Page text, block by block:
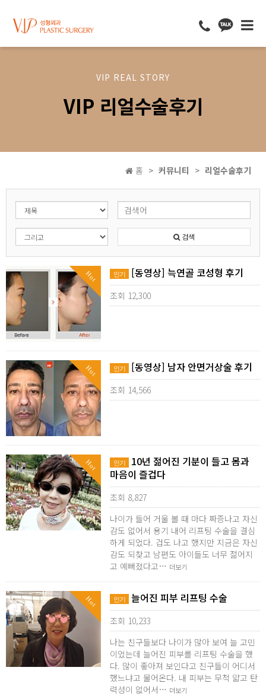
VIP REAL STORY
VIP 리얼수술후기
홈 커뮤니티 리얼수술후기
검색
Hot 인기 [동영상] 늑연골 코성형 후기
조회 12,300
Hot 인기 [동영상] 남자 안면거상술 후기
조회 14,566
Hot 인기
10년 젊어진 기분이 들고 몸과
마음이 즐겁다
조회 8,827
나이가 들어 거울 볼 때 마다 짜증나고 자신
감도 없어서 용기 내어 리프팅 수술을 결심
하게 되었다. 겁도 나고 했지만 지금은 자신
감도 되찾고 남편도 아이들도 너무 젊어지
고 예뻐졌다고… 더보기
Hot 인기 늘어진 피부 리프팅 수술
조회 10,233
나는 친구들보다 나이가 많아 보여 늘 고민
이었는데 늘어진 피부를 리프팅 수술을 했
다. 많이 좋아져 보인다고 친구들이 어디서
했느냐고 물어온다. 내 피부는 무척 얇고 탄
력성이 없어서… 더보기